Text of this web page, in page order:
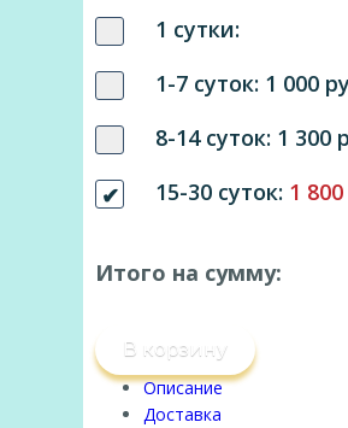
1 сутки:
1-7 суток: 1 000
8-14 суток: 1 300
15-30 суток: 1
Итого на сумму:
В корзину
Описание
Доставка